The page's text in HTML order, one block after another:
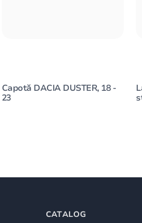
Capotă DACIA DUSTER, 18 -
23
CATALOG